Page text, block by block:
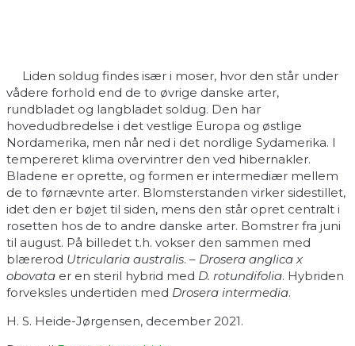
Liden soldug findes især i moser, hvor den står under
vådere forhold end de to øvrige danske arter,
rundbladet og langbladet soldug. Den har
hovedudbredelse i det vestlige Europa og østlige
Nordamerika, men når ned i det nordlige Sydamerika. I
tempereret klima overvintrer den ved hibernakler.
Bladene er oprette, og formen er intermediær mellem
de to førnævnte arter. Blomsterstanden virker sidestillet,
idet den er bøjet til siden, mens den står opret centralt i
rosetten hos de to andre danske arter. Bomstrer fra juni
til august. På billedet t.h. vokser den sammen med
blærerod Utricularia australis. – Drosera anglica x
obovata er en steril hybrid med D. rotundifolia. Hybriden
forveksles undertiden med Drosera intermedia.
H. S. Heide-Jørgensen, december 2021.